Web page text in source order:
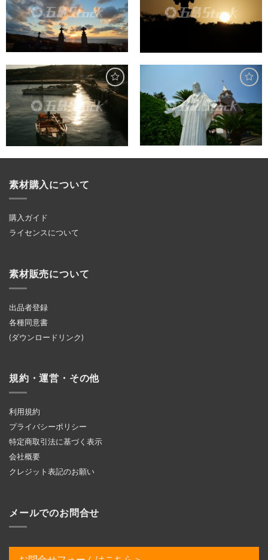
素材購入について
購入ガイド
ライセンスについて
素材販売について
出品者登録
各種同意書
(ダウンロードリンク)
規約・運営・その他
利用規約
プライバシーポリシー
特定商取引法に基づく表示
会社概要
クレジット表記のお願い
メールでのお問合せ